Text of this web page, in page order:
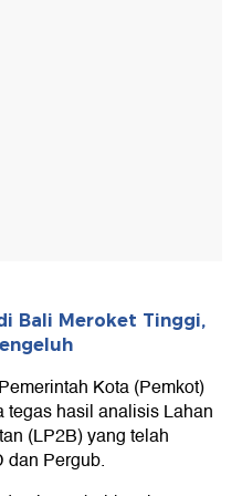
Bali Meroket Tinggi,
Kota (Pemkot)
tegas hasil analisis Lahan
(LP2B) yang telah
dan Pergub.